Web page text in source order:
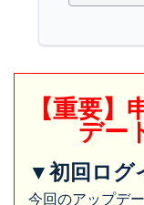
【重要
デー
▼初回ログ
今回のアップデ